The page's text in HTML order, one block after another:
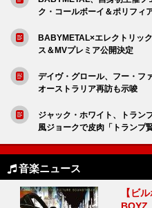
ク・コールボーイ＆ポリフィ
BABYMETAL×エレクトリッ
ス＆MVプレミア公開決定
デイヴ・グロール、フー・フ
オーストラリア再訪も示唆
ジャック・ホワイト、トラン
風ジョークで皮肉「トランプ
音楽ニュース
【ビ